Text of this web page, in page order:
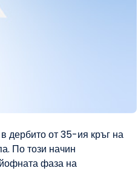
дербито от 35-ия кръг на
По този начин
фаза на